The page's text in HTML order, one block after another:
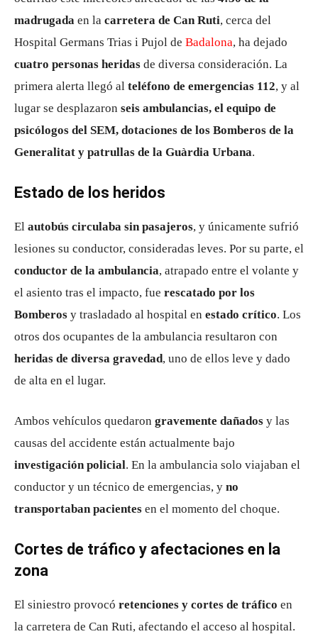
madrugada en la carretera de Can Ruti, cerca del
Hospital Germans Trias i Pujol de Badalona, ha dejado
cuatro personas heridas de diversa consideración. La
primera alerta llegó al teléfono de emergencias 112, y al
lugar se desplazaron seis ambulancias, el equipo de
psicólogos del SEM, dotaciones de los Bomberos de la
Generalitat y patrullas de la Guàrdia Urbana.
Estado de los heridos
El autobús circulaba sin pasajeros, y únicamente sufrió
lesiones su conductor, consideradas leves. Por su parte, el
conductor de la ambulancia, atrapado entre el volante y
el asiento tras el impacto, fue rescatado por los
Bomberos y trasladado al hospital en estado crítico. Los
otros dos ocupantes de la ambulancia resultaron con
heridas de diversa gravedad, uno de ellos leve y dado
de alta en el lugar.
Ambos vehículos quedaron gravemente dañados y las
causas del accidente están actualmente bajo
investigación policial. En la ambulancia solo viajaban el
conductor y un técnico de emergencias, y no
transportaban pacientes en el momento del choque.
Cortes de tráfico y afectaciones en la
zona
El siniestro provocó retenciones y cortes de tráfico en
la carretera de Can Ruti, afectando el acceso al hospital.